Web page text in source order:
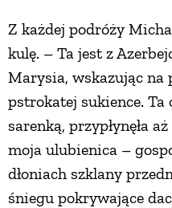
Z każdej podróży
kulę. – Ta jest z
Marysia, wskazując na
pstrokatej sukience. Ta
sarenką, przypłynęła
moja ulubienica –
dłoniach szklany
śniegu pokrywające